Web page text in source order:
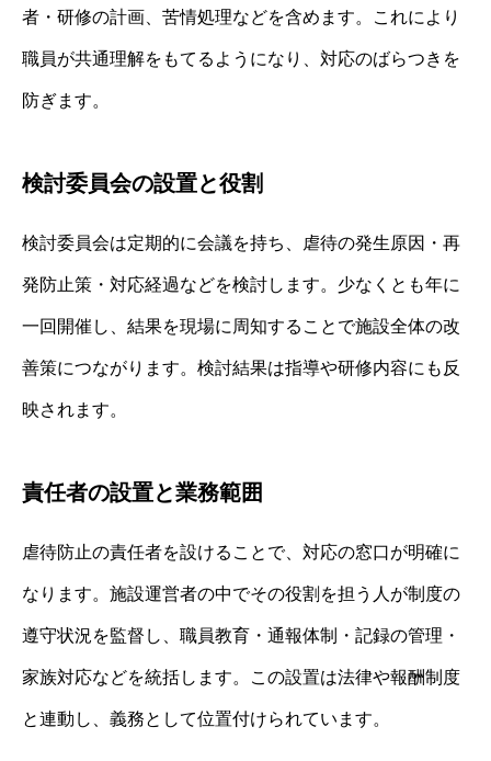
者・研修の計画、苦情処理などを含めます。これにより
職員が共通理解をもてるようになり、対応のばらつきを
防ぎます。
検討委員会の設置と役割
検討委員会は定期的に会議を持ち、虐待の発生原因・再
発防止策・対応経過などを検討します。少なくとも年に
一回開催し、結果を現場に周知することで施設全体の改
善策につながります。検討結果は指導や研修内容にも反
映されます。
責任者の設置と業務範囲
虐待防止の責任者を設けることで、対応の窓口が明確に
なります。施設運営者の中でその役割を担う人が制度の
遵守状況を監督し、職員教育・通報体制・記録の管理・
家族対応などを統括します。この設置は法律や報酬制度
と連動し、義務として位置付けられています。